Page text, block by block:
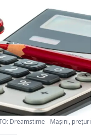
Dreamstime - Mașini, prețuri